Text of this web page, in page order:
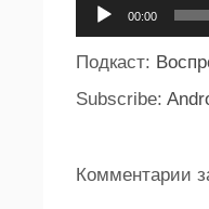
00:00
Подкаст:
Subscribe:
Комментарии